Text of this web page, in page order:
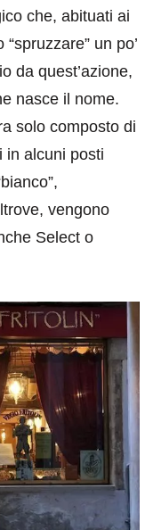
che, abituati ai
un po’
da quest’azione,
nasce il nome.
solo composto di
in alcuni posti
vengono
Select o